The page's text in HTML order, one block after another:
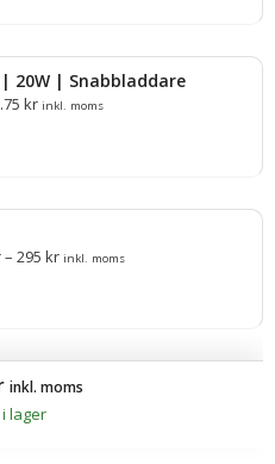
| 20W | Snabbladdare
kr inkl. moms
–295kr inkl. moms
inkl. moms
lager